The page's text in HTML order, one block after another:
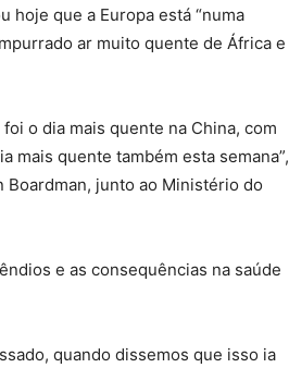
hoje que a Europa está “numa
ar muito quente de África e
o dia mais quente na China, com
mais quente também esta semana”,
Boardman, junto ao Ministério do
e as consequências na saúde
quando dissemos que isso ia